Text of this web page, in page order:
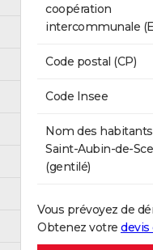
coopération
intercommunale
Code postal (CP)
Code Insee
Nom des
Saint-Aubin-de-
(gentilé)
Vous prévoyez de
Obtenez votre